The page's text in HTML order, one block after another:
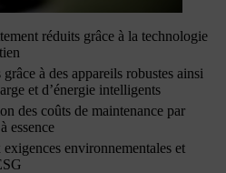
réduits grâce à la technologie
à des appareils robustes ainsi
et d’énergie intelligents
des coûts de maintenance par
essence
environnementales et